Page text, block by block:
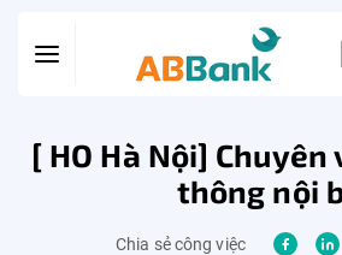
[ HO Hà Nội]
thông nội
Chia sẻ công việc